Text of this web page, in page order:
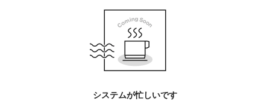
システムが忙しいです